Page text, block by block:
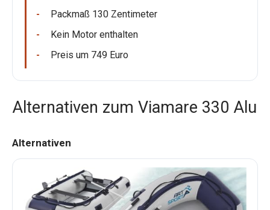
Packmaß 130 Zentimeter
Kein Motor enthalten
Preis um 749 Euro
Alternativen zum Viamare 330 Alu
Alternativen